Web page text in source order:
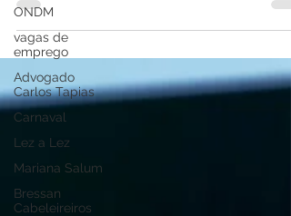
ONDM
vagas de
emprego
Advogado
Carlos Tapias
Carnaval
Lez a Lez
Mariana Salum
Bressan
Cabeleireiros
e exige mudanças na rotina de cuidados, além
de tornar esta a melhor época para investir em
tratamentos da pele